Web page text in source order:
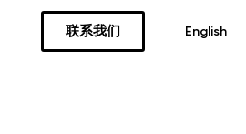
联系我们 English